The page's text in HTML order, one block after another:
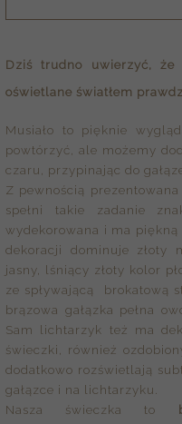
Dziś trudno uwierzyć, że
oświetlane światłem
Musiało to pięknie
powtórzyć, ale możemy
czaru, przypinając do
Z pewnością prezentowana
spełni takie zadanie
wydekorowana i ma
dekoracji dominuje złoty
jasny, lśniący złoty kolor
ze spływającą brokatową
brązowa gałązka pełna
Sam lichtarzyk też ma
świeczki, również
dodatkowo rozświetlają
gałązce i na lichtarzyku.
Nasza świeczka to